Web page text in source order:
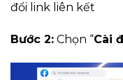
đổi link liên kết
Bước 2: Chọn “Cài